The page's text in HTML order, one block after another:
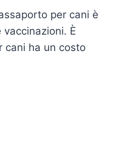
per cani è
È
cani ha un costo